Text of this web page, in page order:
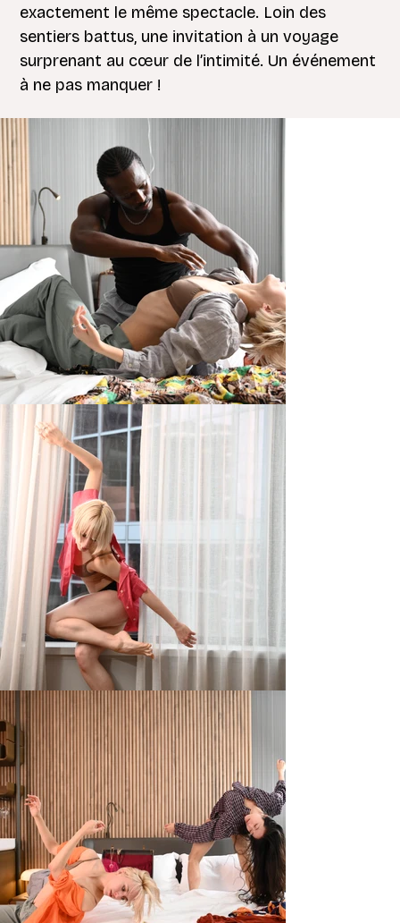
exactement le même spectacle. Loin des
sentiers battus, une invitation à un voyage
surprenant au cœur de l’intimité. Un événement
à ne pas manquer !